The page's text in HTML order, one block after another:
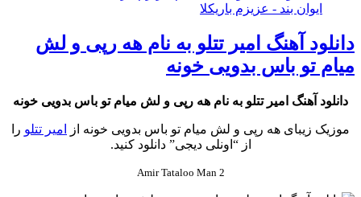
ایوان بند - عزیزم باریکلا
دانلود آهنگ امیر تتلو به نام هه رپى و لش
ميام تو باس بدويى خونه
دانلود آهنگ امیر تتلو به نام هه رپى و لش ميام تو باس بدويى خونه
موزیک زیبای هه رپى و لش ميام تو باس بدويى خونه از امیر تتلو را
از “اونلی دیجی” دانلود کنید.
Amir Tataloo Man 2